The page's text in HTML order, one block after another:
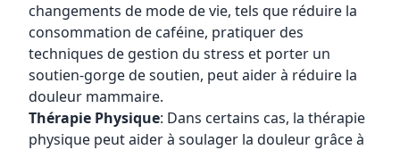
changements de mode de vie, tels que réduire la
consommation de caféine, pratiquer des
techniques de gestion du stress et porter un
soutien-gorge de soutien, peut aider à réduire la
douleur mammaire.
Thérapie Physique: Dans certains cas, la thérapie
physique peut aider à soulager la douleur grâce à